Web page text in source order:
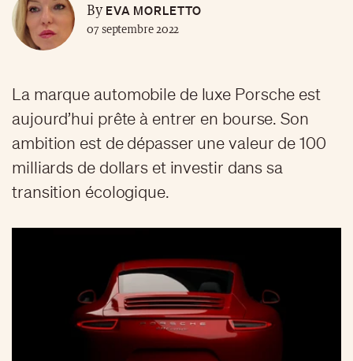
ByEVA MORLETTO
07 septembre 2022
La marque automobile de luxe Porsche est
aujourd’hui prête à entrer en bourse. Son
ambition est de dépasser une valeur de 100
milliards de dollars et investir dans sa
transition écologique.